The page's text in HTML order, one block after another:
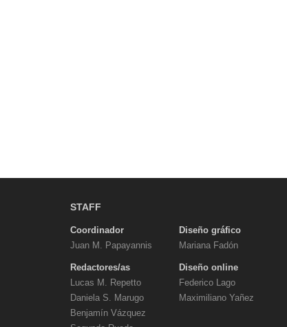
STAFF
Coordinador
Juan M. Papayannis
Redactores/as
Lucas M. Repetto
Daniela S. Marugo
Benjamín Vázquez
Diseño gráfico
Mariana Fadón
Diseño online
Federico Lago
Maximiliano Yañez